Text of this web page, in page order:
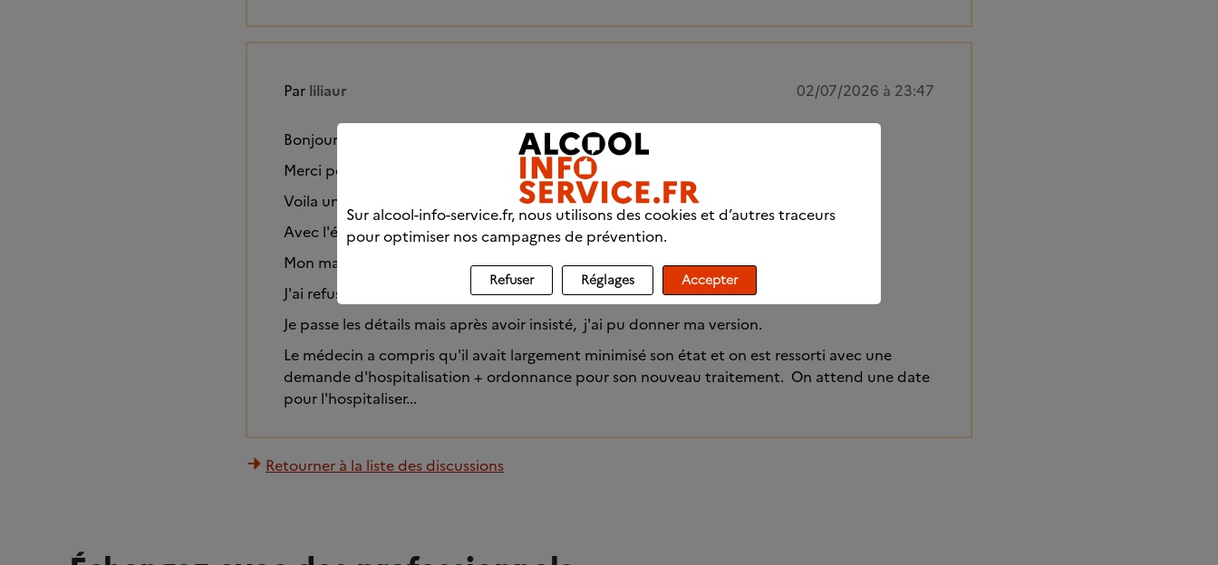
Par liliaur 02/07/2026 à 23:47
Bonjour Saturne.
Merci pour votre retour.
Voila un mois que le signalement a été fait. Nous n'avons aucune nouvelles depuis.
Avec l'épée de Damocles qui ne nous quitte pas.
Mon mari a eu un rdv au csapa. Il est ressorti avec un "nouveau traitement".
J'ai refusé de partir de la bas sans parler au médecin.
Je passe les détails mais après avoir insisté, j'ai pu donner ma version.
Le médecin a compris qu'il avait largement minimisé son état et on est ressorti avec une
demande d'hospitalisation + ordonnance pour son nouveau traitement. On attend une date
pour l'hospitaliser...
Retourner à la liste des discussions
Sur alcool-info-service.fr, nous utilisons des cookies et d’autres traceurs
pour optimiser nos campagnes de prévention.
Refuser Réglages Accepter